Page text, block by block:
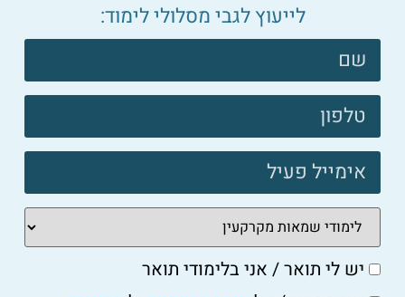
השאירו פרטים:
צרו
קשר
פוטר
לייעוץ לגבי מסלולי לימוד:
צרו
קשר
פוטר
יש לי תואר / אני בלימודי תואר